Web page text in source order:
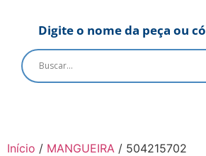
Digite o nome da peça ou
Início / MANGUEIRA / 504215702